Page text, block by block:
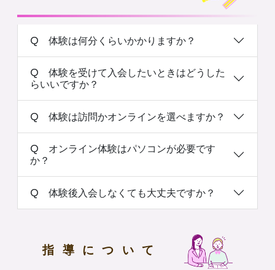
Q 体験は何分くらいかかりますか？
Q 体験を受けて入会したいときはどうした
らいいですか？
Q 体験は訪問かオンラインを選べますか？
Q オンライン体験はパソコンが必要です
か？
Q 体験後入会しなくても大丈夫ですか？
指導について